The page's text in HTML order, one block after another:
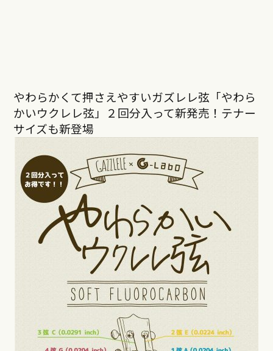
やわらかくて押さえやすいガズレレ弦「やわら
かいウクレレ弦」２回分入って新発売！テナー
サイズも新登場